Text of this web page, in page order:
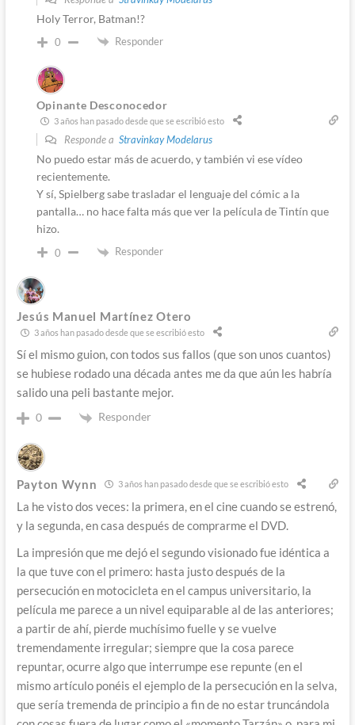
Holy Terror, Batman!?
0 Responder
Opinante Desconocedor
3 años han pasado desde que se escribió esto
Responde a Stravinkay Modelarus
No puedo estar más de acuerdo, y también vi ese vídeo
recientemente.
Y sí, Spielberg sabe trasladar el lenguaje del cómic a la
pantalla… no hace falta más que ver la película de Tintín que
hizo.
0 Responder
Jesús Manuel Martínez Otero
3 años han pasado desde que se escribió esto
Sí el mismo guion, con todos sus fallos (que son unos cuantos)
se hubiese rodado una década antes me da que aún les habría
salido una peli bastante mejor.
0 Responder
Payton Wynn 3 años han pasado desde que se escribió esto
La he visto dos veces: la primera, en el cine cuando se estrenó,
y la segunda, en casa después de comprarme el DVD.
La impresión que me dejó el segundo visionado fue idéntica a
la que tuve con el primero: hasta justo después de la
persecución en motocicleta en el campus universitario, la
película me parece a un nivel equiparable al de las anteriores;
a partir de ahí, pierde muchísimo fuelle y se vuelve
tremendamente irregular; siempre que la cosa parece
repuntar, ocurre algo que interrumpe ese repunte (en el
mismo artículo ponéis el ejemplo de la persecución en la selva,
que sería tremenda de principio a fin de no estar truncándola